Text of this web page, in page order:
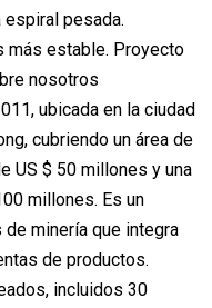
pesada.
más estable. Proyecto
nosotros
ubicada en la ciudad
cubriendo un área de
US $ 50 millones y una
millones. Es un
minería que integra
de productos.
incluidos 30